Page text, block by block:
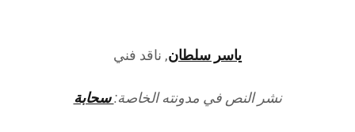
ياسر سلطان, ناقد فني
نشر النص في مدونته الخاصة:سحابة